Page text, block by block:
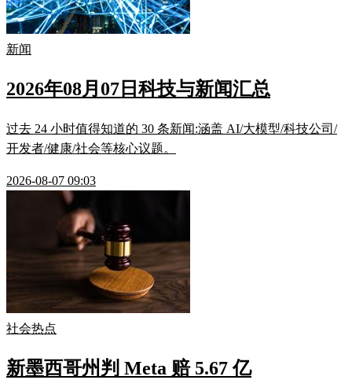
新闻
2026年08月07日科技与新闻汇总
过去 24 小时值得知道的 30 条新闻:涵盖 AI/大模型/科技公司/
开发者/健康/社会等核心议题。
2026-08-07 09:03
社会热点
新墨西哥州判 Meta 赔 5.67 亿